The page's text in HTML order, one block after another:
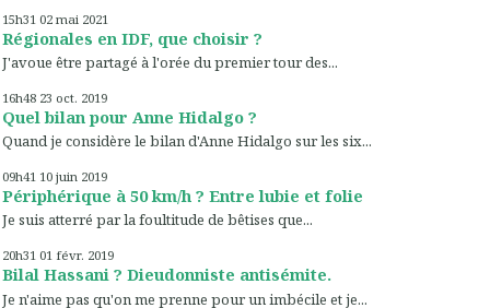
15h31 02 mai 2021
Régionales en IDF, que choisir ?
J'avoue être partagé à l'orée du premier tour des...
16h48 23 oct. 2019
Quel bilan pour Anne Hidalgo ?
Quand je considère le bilan d'Anne Hidalgo sur les six...
09h41 10 juin 2019
Périphérique à 50 km/h ? Entre lubie et folie
Je suis atterré par la foultitude de bêtises que...
20h31 01 févr. 2019
Bilal Hassani ? Dieudonniste antisémite.
Je n'aime pas qu'on me prenne pour un imbécile et je...